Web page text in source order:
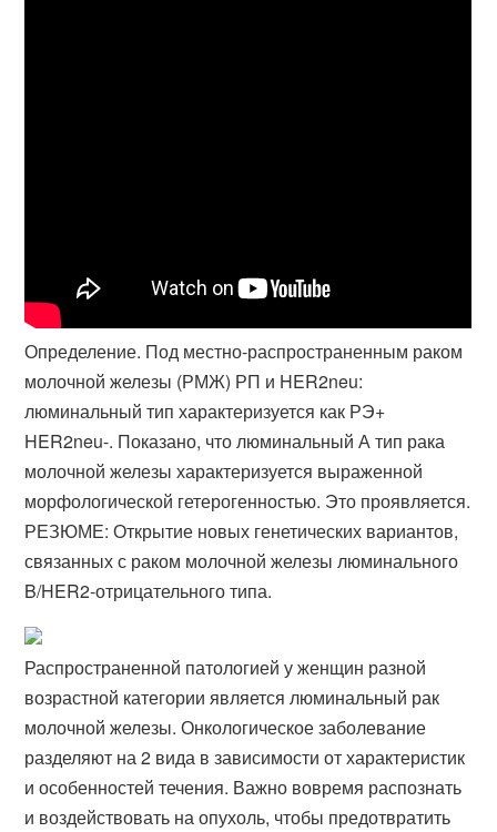
Определение. Под местно-распространенным раком
молочной железы (​РМЖ) РП и HER2neu:
люминальный тип характеризуется как РЭ+
HER2neu-. Показано, что люминальный А тип рака
молочной железы характеризуется выраженной
морфологической гетерогенностью. Это проявляется.
РЕЗЮМЕ: Открытие новых генетических вариантов,
связанных с раком молочной железы люминального
B/HER2-отрицательного типа.
Распространенной патологией у женщин разной
возрастной категории является люминальный рак
молочной железы. Онкологическое заболевание
разделяют на 2 вида в зависимости от характеристик
и особенностей течения. Важно вовремя распознать
и воздействовать на опухоль, чтобы предотвратить